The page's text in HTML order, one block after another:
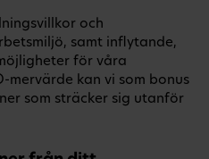
och
samt inflytande,
för våra
mervärde kan vi som bonus
som sträcker sig utanför